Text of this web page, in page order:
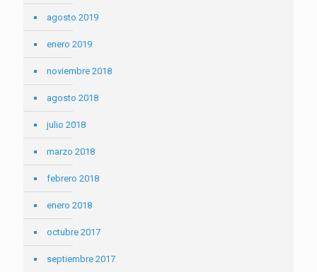
agosto 2019
enero 2019
noviembre 2018
agosto 2018
julio 2018
marzo 2018
febrero 2018
enero 2018
octubre 2017
septiembre 2017